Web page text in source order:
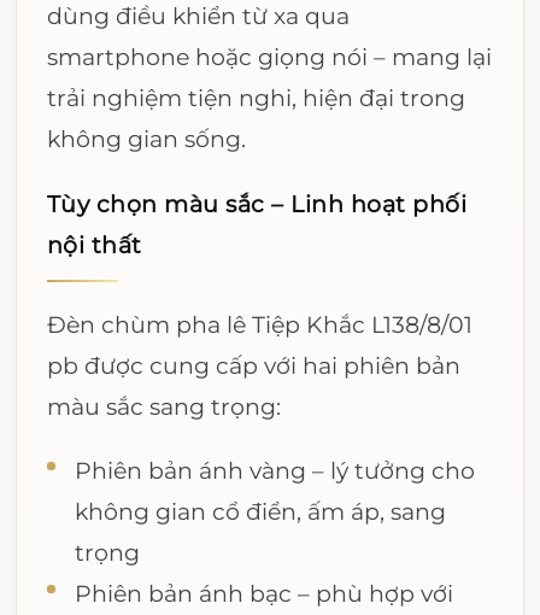
dùng điều khiển từ xa qua
smartphone hoặc giọng nói – mang lại
trải nghiệm tiện nghi, hiện đại trong
không gian sống.
Tùy chọn màu sắc – Linh hoạt phối
nội thất
Đèn chùm pha lê Tiệp Khắc L138/8/01
pb được cung cấp với hai phiên bản
màu sắc sang trọng:
Phiên bản ánh vàng – lý tưởng cho
không gian cổ điển, ấm áp, sang
trọng
Phiên bản ánh bạc – phù hợp với